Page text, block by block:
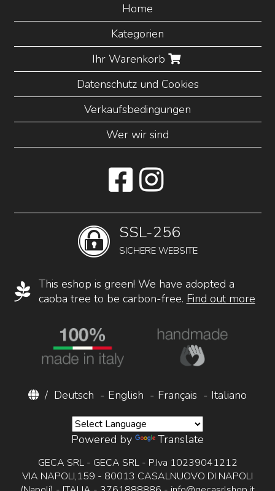
Home
Kategorien
Ihr Warenkorb
Datenschutz und Cookies
Verkaufsbedingungen
Wer wir sind
SSL-256
SICHERE WEBSITE
This eshop is green! We have adopted a
caoba tree to be carbon-free. Find out more
/ Deutsch - English - Français - Italiano
Powered by Translate
GECA SRL - GECA SRL - P.Iva 10239041212
VIA NAPOLI,159 - 80013 CASALNUOVO DI NAPOLI